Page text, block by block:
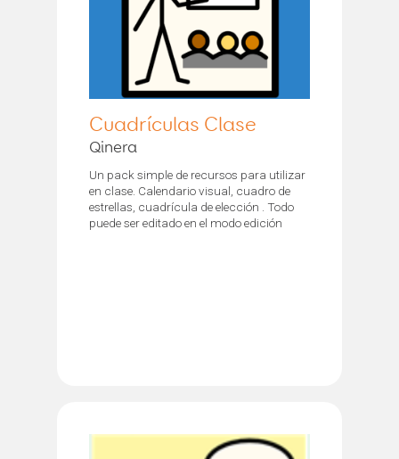
Cuadrículas Clase
Qinera
Un pack simple de recursos para utilizar
en clase. Calendario visual, cuadro de
estrellas, cuadrícula de elección . Todo
puede ser editado en el modo edición